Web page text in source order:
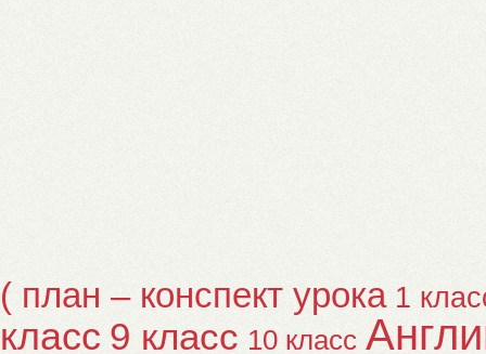
( план – конспект урока 1
класс 9 класс 10 класс